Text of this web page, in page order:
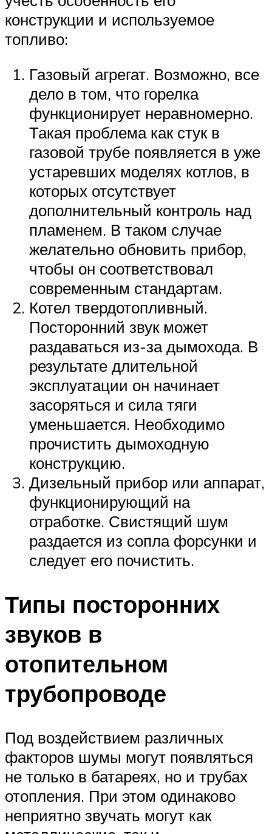
конструкции и используемое
топливо:
Газовый агрегат. Возможно, все
дело в том, что горелка
функционирует неравномерно.
Такая проблема как стук в
газовой трубе появляется в уже
устаревших моделях котлов, в
которых отсутствует
дополнительный контроль над
пламенем. В таком случае
желательно обновить прибор,
чтобы он соответствовал
современным стандартам.
Котел твердотопливный.
Посторонний звук может
раздаваться из-за дымохода. В
результате длительной
эксплуатации он начинает
засоряться и сила тяги
уменьшается. Необходимо
прочистить дымоходную
конструкцию.
Дизельный прибор или аппарат,
функционирующий на
отработке. Свистящий шум
раздается из сопла форсунки и
следует его почистить.
Типы посторонних
звуков в
отопительном
трубопроводе
Под воздействием различных
факторов шумы могут появляться
не только в батареях, но и трубах
отопления. При этом одинаково
неприятно звучать могут как